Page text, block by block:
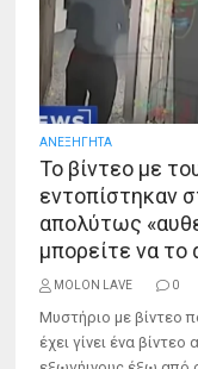
ΑΝΕΞΗΓΗΤΑ
Το βίντεο με
εντοπίστηκαν
απολύτως
μπορείτε να το
MOLON LAVE 0
Μυστήριο με βίντεο
έχει γίνει ένα